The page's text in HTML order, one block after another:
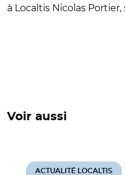
à Localtis Nicolas
Voir aussi
ACTUALITÉ LOCALTIS